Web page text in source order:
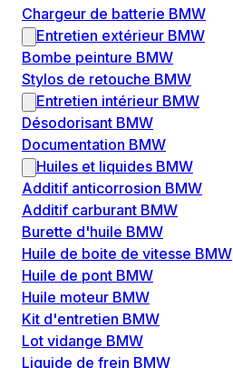
Chargeur de batterie BMW
Entretien extérieur BMW
Bombe peinture BMW
Stylos de retouche BMW
Entretien intérieur BMW
Désodorisant BMW
Documentation BMW
Huiles et liquides BMW
Additif anticorrosion BMW
Additif carburant BMW
Burette d'huile BMW
Huile de boite de vitesse BMW
Huile de pont BMW
Huile moteur BMW
Kit d'entretien BMW
Lot vidange BMW
Liquide de frein BMW